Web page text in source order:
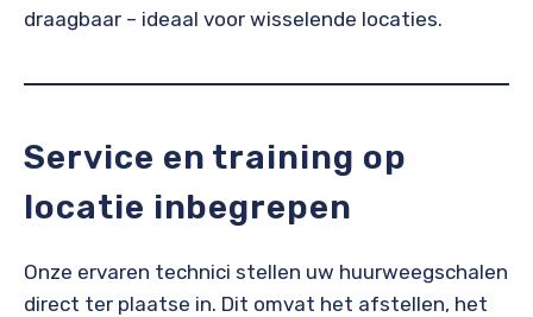
draagbaar – ideaal voor wisselende locaties.
Service en training op
locatie inbegrepen
Onze ervaren technici stellen uw huurweegschalen
direct ter plaatse in. Dit omvat het afstellen, het